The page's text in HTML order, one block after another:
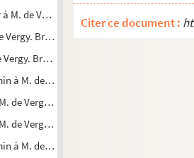
M. de Vergy. Namur, 4 août 1622
Bruxelles, 6 août 1622
Bruxelles, 6 août 1622. Copie signée
à M. de Vergy. Bruxelles, 6 août 1622
de Vergy. Thionville, 9 août 1622
de Vergy. Du camp devant Berg op Zoom,
à M. de Vergy. Bruxelles, 14 août 1622
Citer ce document :